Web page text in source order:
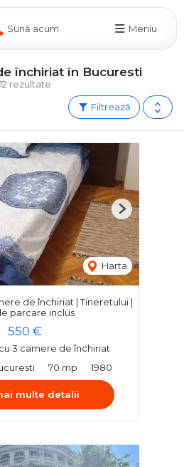
Sună acum Meniu
12 rezultate
închiriat în Bucuresti
Filtrează
Harta
Next
de închiriat | Tineretului |
parcare inclus
550 €
3 camere de închiriat
70 mp 1980
multe detalii